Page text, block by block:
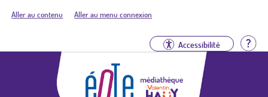
Aller au contenu Aller au menu connexion
Accessibilité